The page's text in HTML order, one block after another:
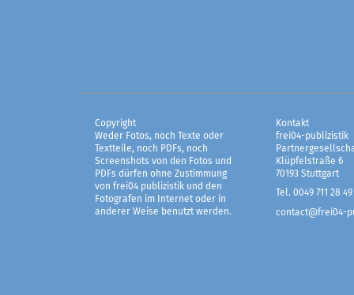
Copyright
Weder Fotos, noch Texte oder
Textteile, noch PDFs, noch
Screenshots von den Fotos und
PDFs dürfen ohne Zustimmung
von frei04 publizistik und den
Fotografen im Internet oder in
anderer Weise benutzt werden.
Kontakt
frei04-publizistik
Klüpfelstraße 6
70193 Stuttgart
Tel. 0049 711 28 49
contact@frei04-